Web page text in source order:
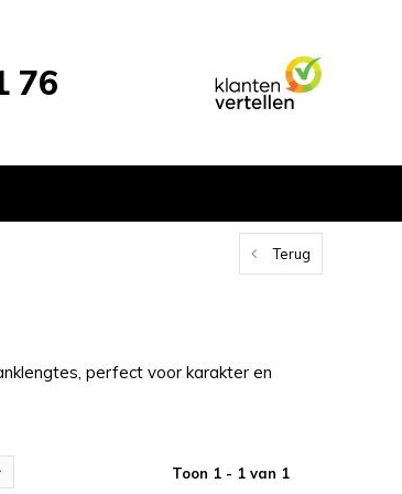
76
Terug
perfect voor karakter en
Toon 1 - 1 van 1